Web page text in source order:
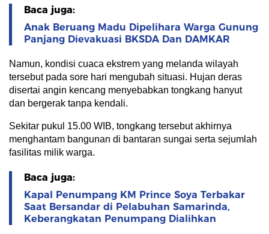
Baca juga:
Anak Beruang Madu Dipelihara Warga Gunung
Panjang Dievakuasi BKSDA Dan DAMKAR
Namun, kondisi cuaca ekstrem yang melanda wilayah
tersebut pada sore hari mengubah situasi. Hujan deras
disertai angin kencang menyebabkan tongkang hanyut
dan bergerak tanpa kendali.
Sekitar pukul 15.00 WIB, tongkang tersebut akhirnya
menghantam bangunan di bantaran sungai serta sejumlah
fasilitas milik warga.
Baca juga:
Kapal Penumpang KM Prince Soya Terbakar
Saat Bersandar di Pelabuhan Samarinda,
Keberangkatan Penumpang Dialihkan